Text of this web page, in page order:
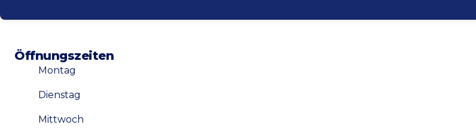
Öffnungszeiten
Montag
Dienstag
Mittwoch